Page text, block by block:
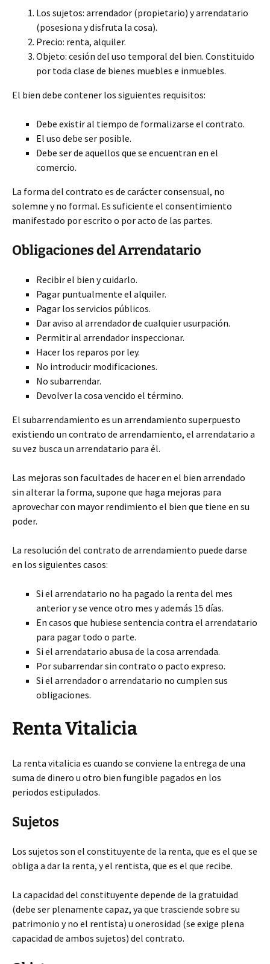
Los sujetos: arrendador (propietario) y arrendatario
(posesiona y disfruta la cosa).
Precio: renta, alquiler.
Objeto: cesión del uso temporal del bien. Constituido
por toda clase de bienes muebles e inmuebles.
El bien debe contener los siguientes requisitos:
Debe existir al tiempo de formalizarse el contrato.
El uso debe ser posible.
Debe ser de aquellos que se encuentran en el
comercio.
La forma del contrato es de carácter consensual, no
solemne y no formal. Es suficiente el consentimiento
manifestado por escrito o por acto de las partes.
Obligaciones del Arrendatario
Recibir el bien y cuidarlo.
Pagar puntualmente el alquiler.
Pagar los servicios públicos.
Dar aviso al arrendador de cualquier usurpación.
Permitir al arrendador inspeccionar.
Hacer los reparos por ley.
No introducir modificaciones.
No subarrendar.
Devolver la cosa vencido el término.
El subarrendamiento es un arrendamiento superpuesto
existiendo un contrato de arrendamiento, el arrendatario a
su vez busca un arrendatario para él.
Las mejoras son facultades de hacer en el bien arrendado
sin alterar la forma, supone que haga mejoras para
aprovechar con mayor rendimiento el bien que tiene en su
poder.
La resolución del contrato de arrendamiento puede darse
en los siguientes casos:
Si el arrendatario no ha pagado la renta del mes
anterior y se vence otro mes y además 15 días.
En casos que hubiese sentencia contra el arrendatario
para pagar todo o parte.
Si el arrendatario abusa de la cosa arrendada.
Por subarrendar sin contrato o pacto expreso.
Si el arrendador o arrendatario no cumplen sus
obligaciones.
Renta Vitalicia
La renta vitalicia es cuando se conviene la entrega de una
suma de dinero u otro bien fungible pagados en los
periodos estipulados.
Sujetos
Los sujetos son el constituyente de la renta, que es el que se
obliga a dar la renta, y el rentista, que es el que recibe.
La capacidad del constituyente depende de la gratuidad
(debe ser plenamente capaz, ya que trasciende sobre su
patrimonio y no el rentista) u onerosidad (se exige plena
capacidad de ambos sujetos) del contrato.